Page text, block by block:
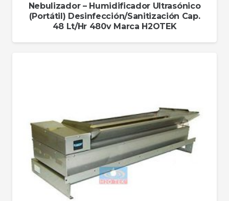
Nebulizador – Humidificador Ultrasónico
(Portátil) Desinfección/Sanitización Cap.
48 Lt/Hr 480v Marca H2OTEK